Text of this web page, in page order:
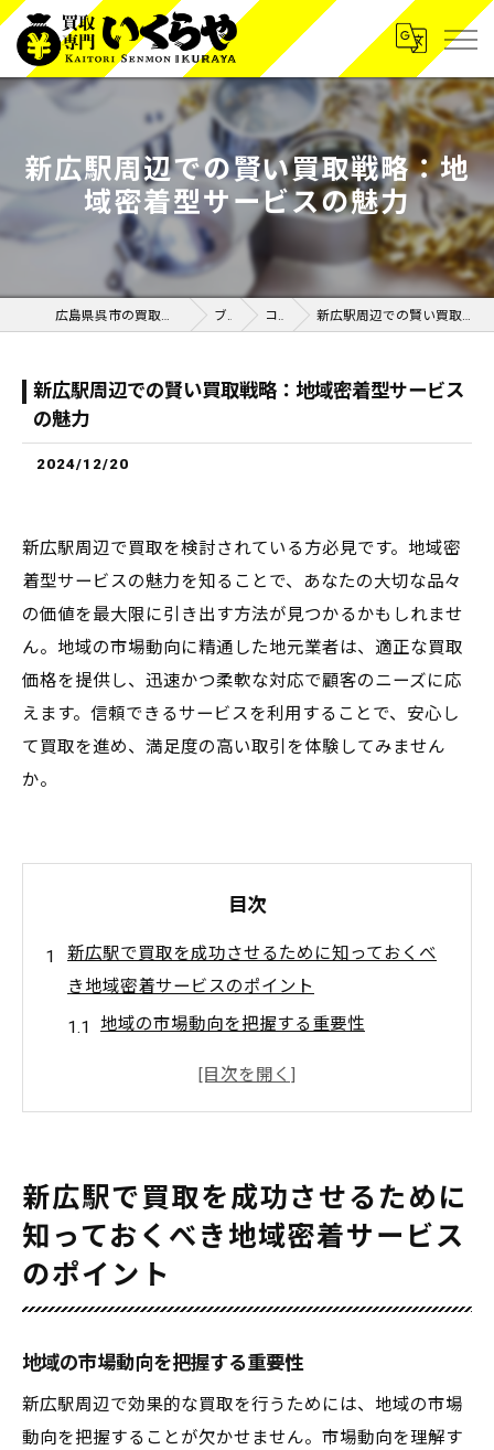
新広駅周辺での賢い買取戦略：地
域密着型サービスの魅力
広島県呉市の買取なら買取専門いくらや呉広店 ブログ コラム 新広駅周辺での賢い買取戦略：地域密着型サービスの魅力
新広駅周辺での賢い買取戦略：地域密着型サービス
の魅力
2024/12/20
新広駅周辺で買取を検討されている方必見です。地域密
着型サービスの魅力を知ることで、あなたの大切な品々
の価値を最大限に引き出す方法が見つかるかもしれませ
ん。地域の市場動向に精通した地元業者は、適正な買取
価格を提供し、迅速かつ柔軟な対応で顧客のニーズに応
えます。信頼できるサービスを利用することで、安心し
て買取を進め、満足度の高い取引を体験してみません
か。
目次
新広駅で買取を成功させるために知っておくべ
き地域密着サービスのポイント
地域の市場動向を把握する重要性
信頼できる業者を見極める方法
顧客ニーズに応じた柔軟な対応の魅力
地域密着型サービスで買取を有利に進める
コツ
買取を新広駅で検討する方必見地域市場の魅力
と強み
需要と供給のバランスを活かす
新広駅で買取を成功させるために
知っておくべき地域密着サービス
のポイント
地域の市場動向を把握する重要性
新広駅周辺で効果的な買取を行うためには、地域の市場
動向を把握することが欠かせません。市場動向を理解す